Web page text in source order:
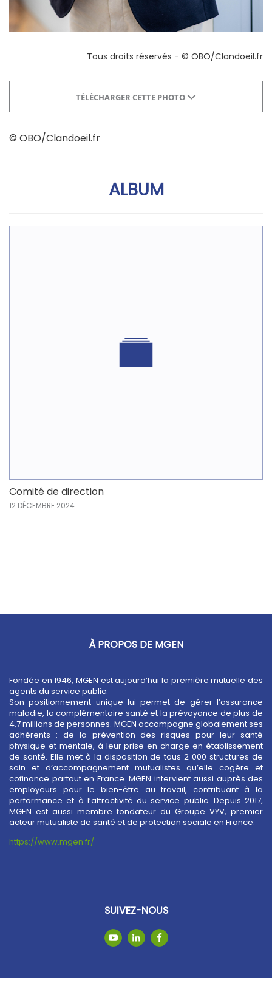
Tous droits réservés - © OBO/Clandoeil.fr
TÉLÉCHARGER CETTE PHOTO
© OBO/Clandoeil.fr
ALBUM
Comité de direction
12 DÉCEMBRE 2024
À PROPOS DE MGEN
Fondée en 1946, MGEN est aujourd’hui la première mutuelle des
agents du service public.
Son positionnement unique lui permet de gérer l’assurance
maladie, la complémentaire santé et la prévoyance de plus de
4,7 millions de personnes. MGEN accompagne globalement ses
adhérents : de la prévention des risques pour leur santé
physique et mentale, à leur prise en charge en établissement
de santé. Elle met à la disposition de tous 2 000 structures de
soin et d’accompagnement mutualistes qu’elle cogère et
cofinance partout en France. MGEN intervient aussi auprès des
employeurs pour le bien-être au travail, contribuant à la
performance et à l’attractivité du service public. Depuis 2017,
MGEN est aussi membre fondateur du Groupe VYV, premier
acteur mutualiste de santé et de protection sociale en France.
https://www.mgen.fr/
SUIVEZ-NOUS